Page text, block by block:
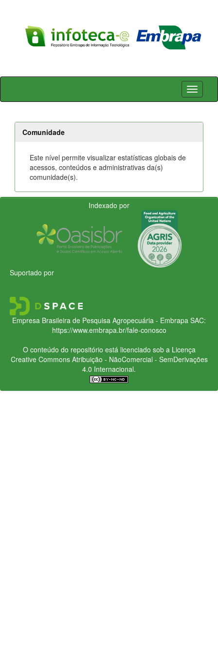
Skip
Comunidade
Este nível permite visualizar estatísticas globais de
acessos, conteúdos e administrativas da(s)
comunidade(s).
Indexado por
Suportado por
Empresa Brasileira de Pesquisa Agropecuária - Embrapa SAC:
https://www.embrapa.br/fale-conosco
O conteúdo do repositório está licenciado sob a Licença
Creative CommonsAtribuição - NãoComercial - SemDerivações
4.0 Internacional.